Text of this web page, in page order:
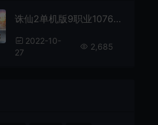
诛仙2单机版9职业1076GM后台可刷物品元宝金币虚拟机一键端
2022-10-
27
2,685